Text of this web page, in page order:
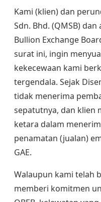
Kami (klien) dan
Sdn. Bhd. (QMSB)
Bullion Exchange
surat ini, ingin
kekecewaan kami
tergendala. Sejak
tidak menerima
sepatutnya, dan klien
ketara dalam
penamatan (jualan)
GAE.
Walaupun kami telah
memberi komitmen